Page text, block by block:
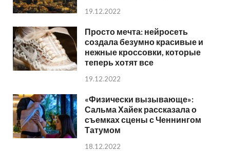
19.12.2022
Просто мечта: нейросеть
создала безумно красивые и
нежные кроссовки, которые
теперь хотят все
19.12.2022
«Физически вызывающе»:
Сальма Хайек рассказала о
съемках сцены с Ченнингом
Татумом
18.12.2022